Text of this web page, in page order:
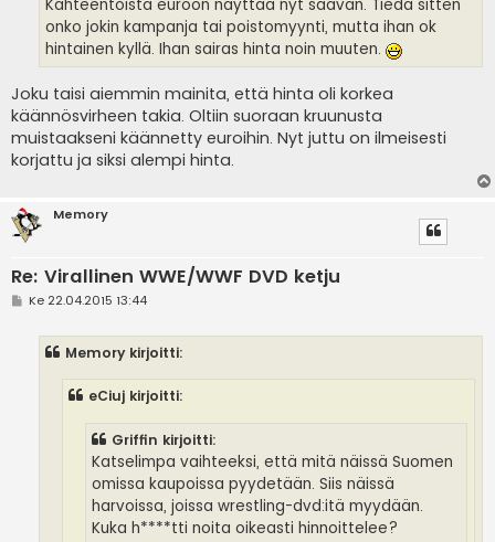
Kahteentoista euroon näyttää nyt saavan. Tiedä sitten
onko jokin kampanja tai poistomyynti, mutta ihan ok
hintainen kyllä. Ihan sairas hinta noin muuten.
Joku taisi aiemmin mainita, että hinta oli korkea
käännösvirheen takia. Oltiin suoraan kruunusta
muistaakseni käännetty euroihin. Nyt juttu on ilmeisesti
korjattu ja siksi alempi hinta.
Memory
Re: Virallinen WWE/WWF DVD ketju
VKe 22.04.2015 13:44
Memory kirjoitti:
eCiuj kirjoitti:
Griffin kirjoitti:
Katselimpa vaihteeksi, että mitä näissä Suomen
omissa kaupoissa pyydetään. Siis näissä
harvoissa, joissa wrestling-dvd:itä myydään.
Kuka h****tti noita oikeasti hinnoittelee?